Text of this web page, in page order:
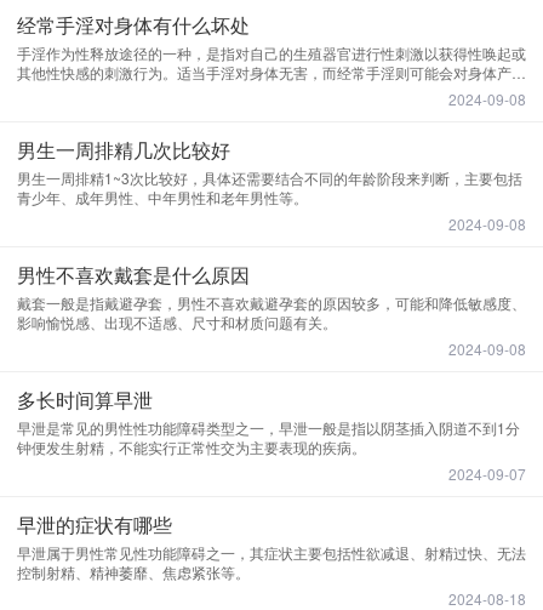
经常手淫对身体有什么坏处
手淫作为性释放途径的一种，是指对自己的生殖器官进行性刺激以获得性唤起或
其他性快感的刺激行为。适当手淫对身体无害，而经常手淫则可能会对身体产生
2024-09-08
男生一周排精几次比较好
男生一周排精1~3次比较好，具体还需要结合不同的年龄阶段来判断，主要包括
青少年、成年男性、中年男性和老年男性等。
2024-09-08
男性不喜欢戴套是什么原因
戴套一般是指戴避孕套，男性不喜欢戴避孕套的原因较多，可能和降低敏感度、
影响愉悦感、出现不适感、尺寸和材质问题有关。
2024-09-08
多长时间算早泄
早泄是常见的男性性功能障碍类型之一，早泄一般是指以阴茎插入阴道不到1分
钟便发生射精，不能实行正常性交为主要表现的疾病。
2024-09-07
早泄的症状有哪些
早泄属于男性常见性功能障碍之一，其症状主要包括性欲减退、射精过快、无法
控制射精、精神萎靡、焦虑紧张等。
2024-08-18